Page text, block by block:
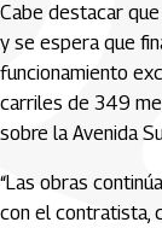
Cabe destacar
y se espera que
funcionamiento
carriles de 349
sobre la Avenida
“Las obras
con el contratista,